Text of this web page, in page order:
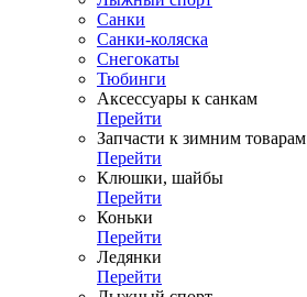
Санки
Санки-коляска
Снегокаты
Тюбинги
Аксессуары к санкам
Перейти
Запчасти к зимним товарам
Перейти
Клюшки, шайбы
Перейти
Коньки
Перейти
Ледянки
Перейти